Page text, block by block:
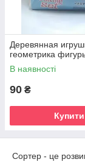
Деревянная
геометрика
В наявності
90 ₴
Купити
Сортер - це